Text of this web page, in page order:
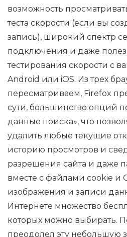
возможность
теста скорости (если вы
запись), широкий спектр
подключения и даже
тестирования скорости с
Android или iOS. Из трех
пересматриваем, Firefox
сути, большинство опций
данные поиска», что
удалить любые текущие
историю просмотров и
разрешения сайта и даже
вместе с файлами cookie и
изображения и записи
Интернете множество
которых можно выбирать.
преодолел эту небольшую